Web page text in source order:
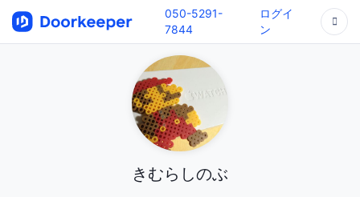
050-5291-
7844
ログイ
ン
きむらしのぶ